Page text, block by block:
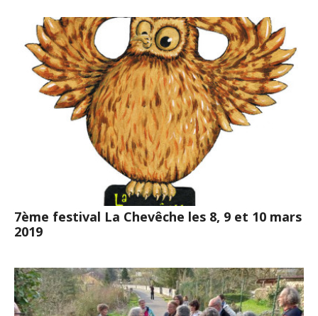
7ème festival La Chevêche les 8, 9 et 10 mars
2019